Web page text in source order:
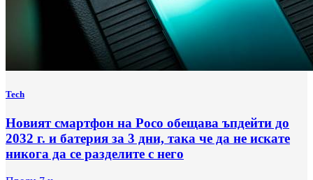
Tech
Новият смартфон на Poco обещава ъпдейти до
2032 г. и батерия за 3 дни, така че да не искате
никога да се разделите с него